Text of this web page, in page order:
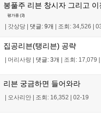
봉풀주 리븐 창시자 그리고
평가중 (3)
갓상당 댓글: 9개 조회: 34,526
집공리븐(탱리븐) 공략
머리사랑 댓글: 3개 조회: 17,079
리븐 궁금하면 들어와라
오사리안 조회: 16,352 02-19